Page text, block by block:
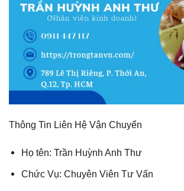
Thông Tin Liên Hệ Vận Chuyển
Họ tên: Trần Huỳnh Anh Thư
Chức Vụ: Chuyên Viên Tư Vấn